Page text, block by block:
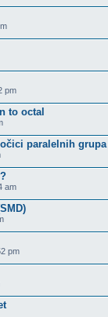
pm
to octal
paralelnih grupa
am
pm